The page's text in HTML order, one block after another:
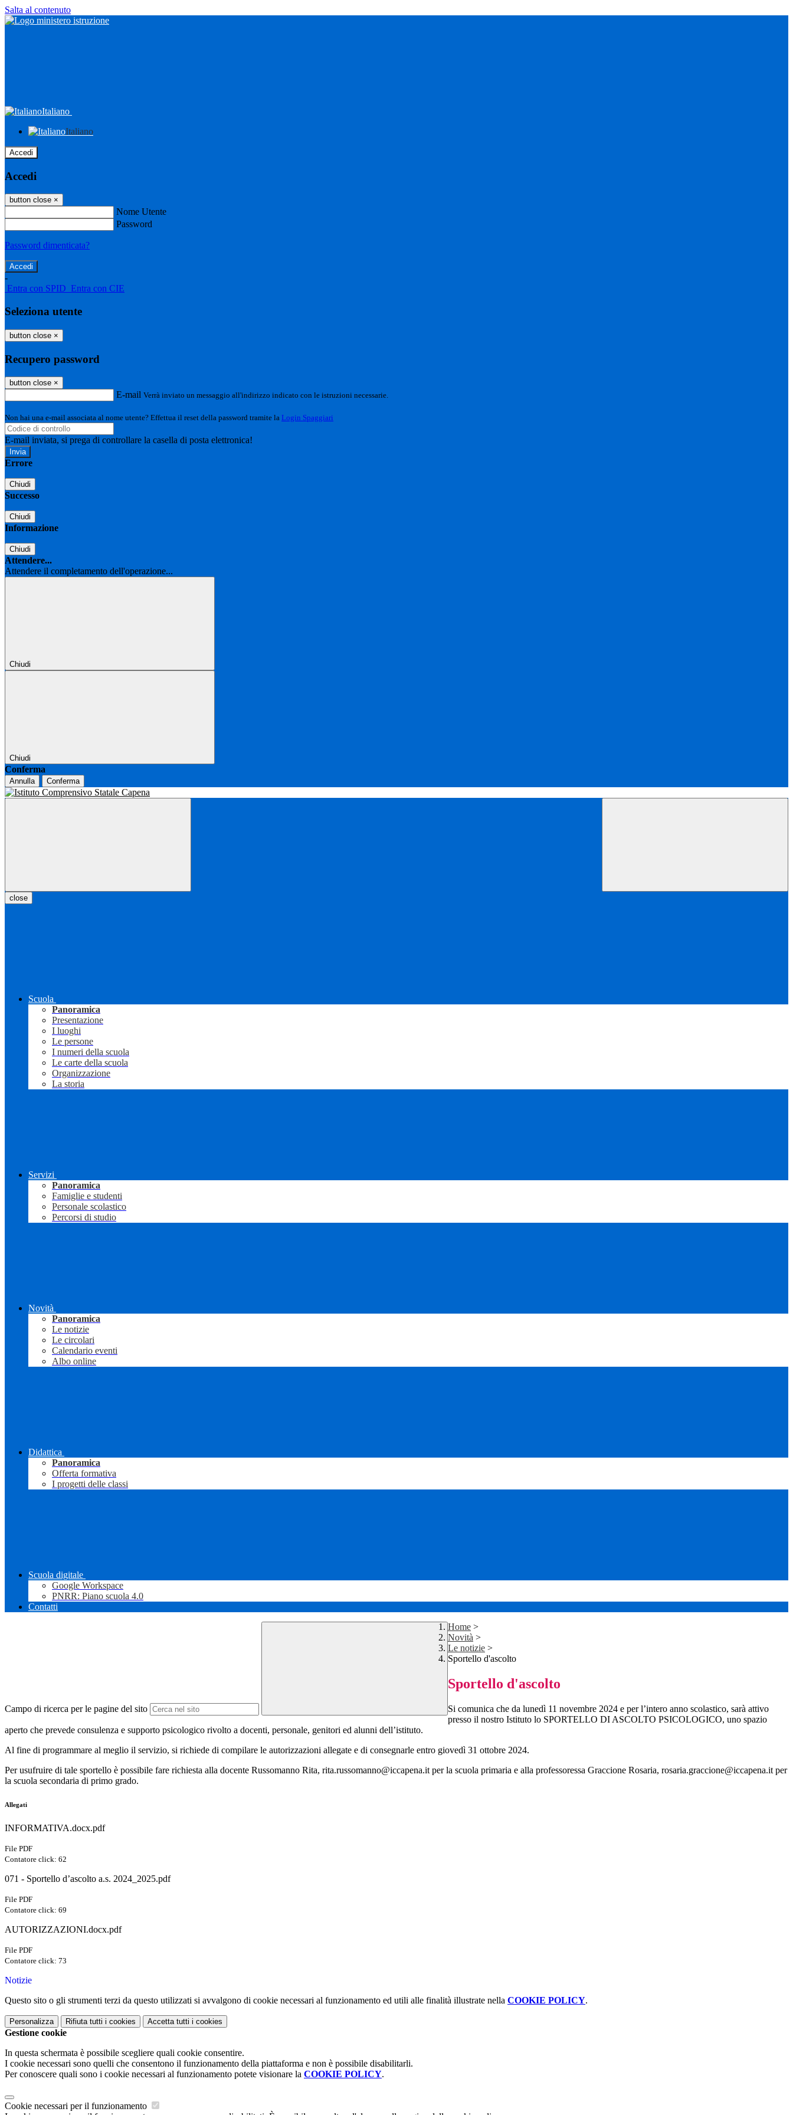
Salta al contenuto
Italiano
Italiano
Accedi
Accedi
button close ×
Nome Utente
Password
Password dimenticata?
-
Entra con SPID Entra con CIE
Seleziona utente
button close ×
Recupero password
button close ×
E-mail Verrà inviato un messaggio all'indirizzo indicato con le istruzioni necessarie.
Non hai una e-mail associata al nome utente? Effettua il reset della password tramite la Login Spaggiari
E-mail inviata, si prega di controllare la casella di posta elettronica!
Errore
Chiudi
Successo
Chiudi
Informazione
Chiudi
Attendere...
Attendere il completamento dell'operazione...
Chiudi
Chiudi
Conferma
Annulla Conferma
close
Scuola
Panoramica
Presentazione
I luoghi
Le persone
I numeri della scuola
Le carte della scuola
Organizzazione
La storia
Servizi
Panoramica
Famiglie e studenti
Personale scolastico
Percorsi di studio
Novità
Panoramica
Le notizie
Le circolari
Calendario eventi
Albo online
Didattica
Panoramica
Offerta formativa
I progetti delle classi
Scuola digitale
Google Workspace
PNRR: Piano scuola 4.0
Contatti
Campo di ricerca per le pagine del sito
Home >
Novità >
Le notizie >
Sportello d'ascolto
Sportello d'ascolto
Si comunica che da lunedì 11 novembre 2024 e per l’intero anno scolastico, sarà attivo
presso il nostro Istituto lo SPORTELLO DI ASCOLTO PSICOLOGICO, uno spazio
aperto che prevede consulenza e supporto psicologico rivolto a docenti, personale, genitori ed alunni dell’istituto.
Al fine di programmare al meglio il servizio, si richiede di compilare le autorizzazioni allegate e di consegnarle entro giovedì 31 ottobre 2024.
Per usufruire di tale sportello è possibile fare richiesta alla docente Russomanno Rita, rita.russomanno@iccapena.it per la scuola primaria e alla professoressa Graccione Rosaria, rosaria.graccione@iccapena.it per
la scuola secondaria di primo grado.
Allegati
INFORMATIVA.docx.pdf
File PDF
Contatore click: 62
071 - Sportello d’ascolto a.s. 2024_2025.pdf
File PDF
Contatore click: 69
AUTORIZZAZIONI.docx.pdf
File PDF
Contatore click: 73
Notizie
Questo sito o gli strumenti terzi da questo utilizzati si avvalgono di cookie necessari al funzionamento ed utili alle finalità illustrate nella COOKIE POLICY.
Personalizza Rifiuta tutti i cookies Accetta tutti i cookies
Gestione cookie
In questa schermata è possibile scegliere quali cookie consentire.
I cookie necessari sono quelli che consentono il funzionamento della piattaforma e non è possibile disabilitarli.
Per conoscere quali sono i cookie necessari al funzionamento potete visionare la COOKIE POLICY.
Cookie necessari per il funzionamento